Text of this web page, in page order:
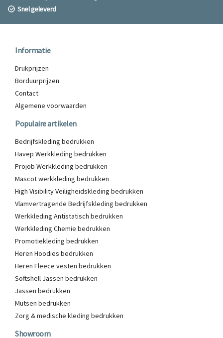
Snel geleverd
Informatie
Drukprijzen
Borduurprijzen
Contact
Algemene voorwaarden
Populaire artikelen
Bedrijfskleding bedrukken
Havep Werkkleding bedrukken
Projob Werkkleding bedrukken
Mascot werkkleding bedrukken
High Visibility Veiligheidskleding bedrukken
Vlamvertragende Bedrijfskleding bedrukken
Werkkleding Antistatisch bedrukken
Werkkleding Chemie bedrukken
Promotiekleding bedrukken
Heren Hoodies bedrukken
Heren Fleece vesten bedrukken
Softshell Jassen bedrukken
Jassen bedrukken
Mutsen bedrukken
Zorg & medische kleding bedrukken
Showroom